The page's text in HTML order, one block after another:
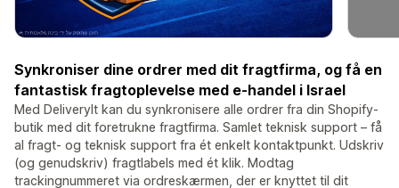
Synkroniser dine ordrer med dit fragtfirma, og få en
fantastisk fragtoplevelse med e-handel i Israel
Med DeliveryIt kan du synkronisere alle ordrer fra din Shopify-
butik med dit foretrukne fragtfirma. Samlet teknisk support – få
al fragt- og teknisk support fra ét enkelt kontaktpunkt. Udskriv
(og genudskriv) fragtlabels med ét klik. Modtag
trackingnummeret via ordreskærmen, der er knyttet til dit